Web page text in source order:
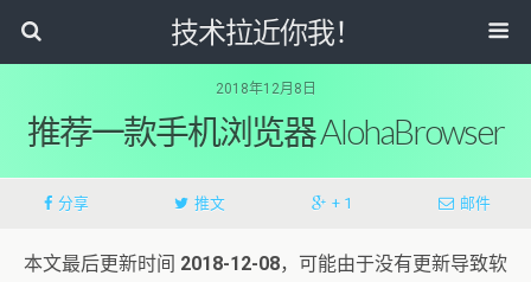
技术拉近你我！
2018年12月8日
推荐一款手机浏览器 AlohaBrowser
分享 推文 + 1 邮件
本文最后更新时间 2018-12-08，可能由于没有更新导致软